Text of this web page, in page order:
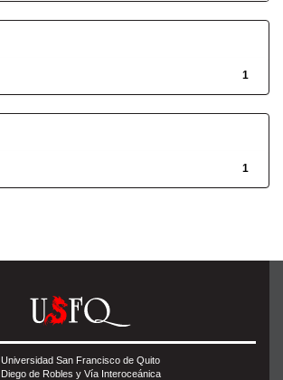
1
1
Universidad San Francisco de Quito
Diego de Robles y Vía Interoceánica